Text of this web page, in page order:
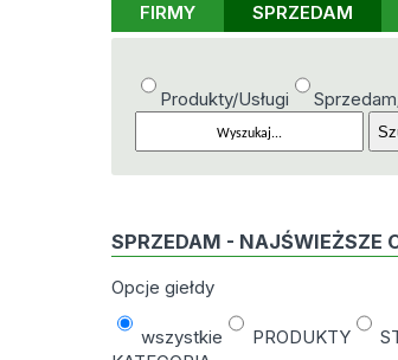
FIRMY SPRZEDAM
Produkty/Usługi
SPRZEDAM - NAJŚWIEŻSZE
Opcje giełdy
wszystkie PRODUKTY